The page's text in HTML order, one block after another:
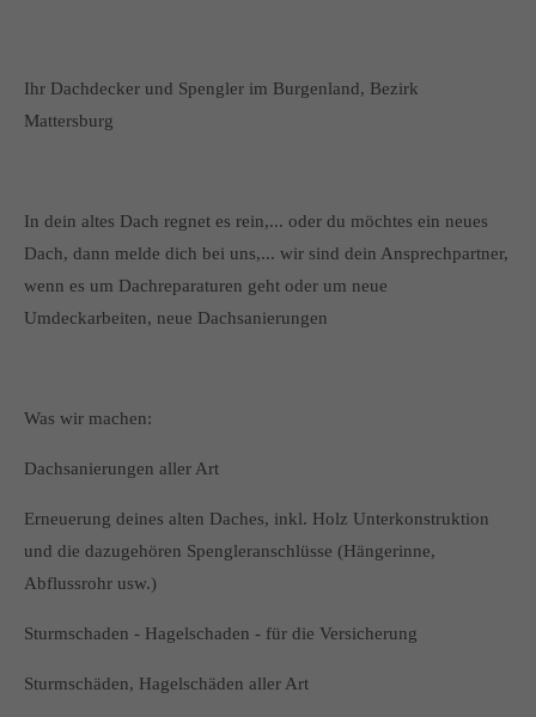
Ihr Dachdecker und Spengler im Burgenland, Bezirk
Mattersburg
In dein altes Dach regnet es rein,... oder du möchtes ein neues
Dach, dann melde dich bei uns,... wir sind dein Ansprechpartner,
wenn es um Dachreparaturen geht oder um neue
Umdeckarbeiten, neue Dachsanierungen
Was wir machen:
Dachsanierungen aller Art
Erneuerung deines alten Daches, inkl. Holz Unterkonstruktion
und die dazugehören Spengleranschlüsse (Hängerinne,
Abflussrohr usw.)
Sturmschaden - Hagelschaden - für die Versicherung
Sturmschäden, Hagelschäden aller Art